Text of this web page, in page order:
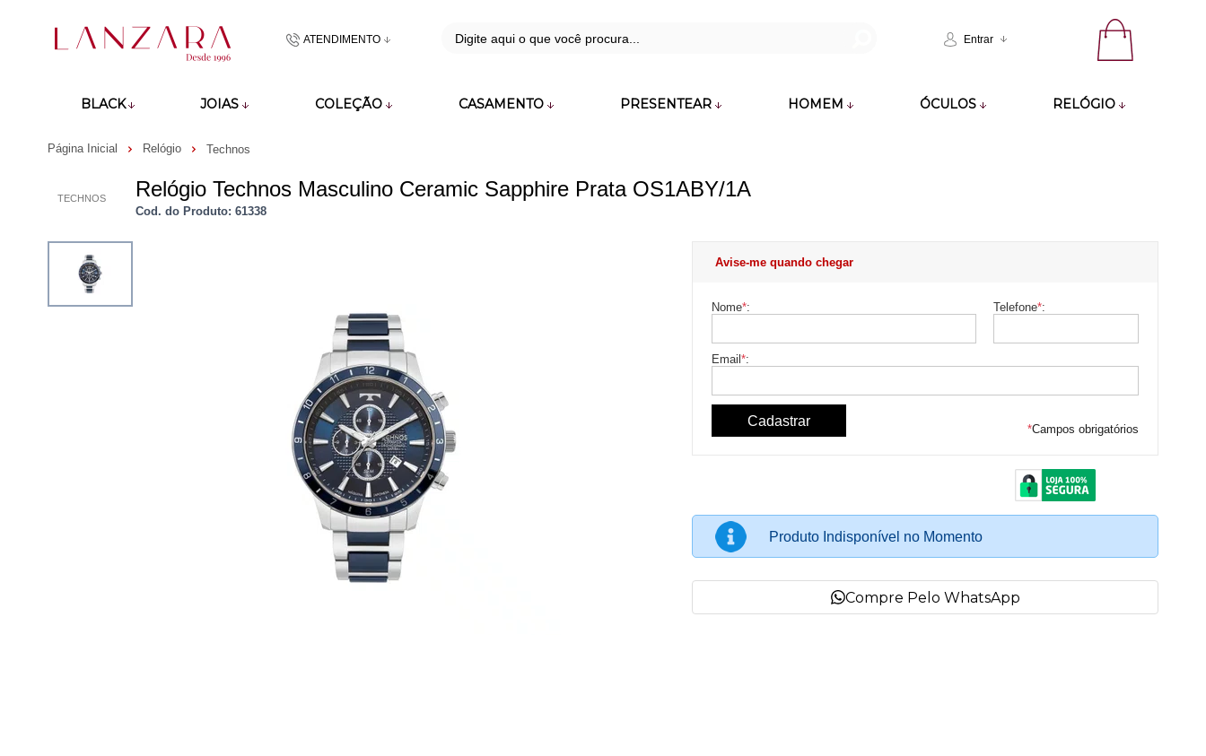
ATENDIMENTO
(48)991860142
Entrar
BLACK JOIAS COLEÇÃO CASAMENTO PRESENTEAR HOMEM ÓCULOS RELÓGIO
Página Inicial Relógio Technos
TECHNOS Relógio Technos Masculino Ceramic Sapphire Prata OS1ABY/1A
Cod. do Produto: 61338
Avise-me quando chegar
Nome*: Telefone*:
Email *:
*Campos obrigatórios
Produto Indisponível no Momento
Compre Pelo WhatsApp